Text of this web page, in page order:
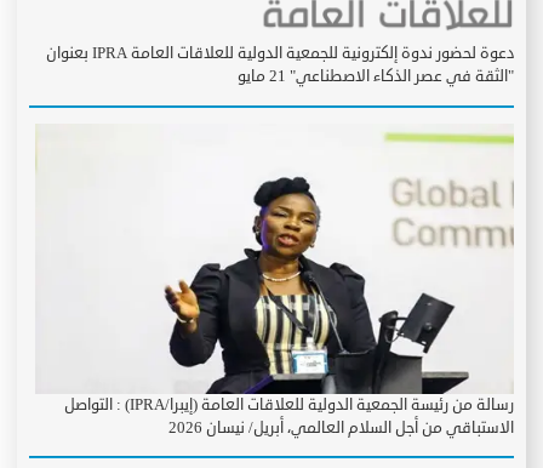
دعوة لحضور ندوة إلكترونية للجمعية الدولية للعلاقات العامة IPRA بعنوان
"الثقة في عصر الذكاء الاصطناعي" 21 مايو
رسالة من رئيسة الجمعية الدولية للعلاقات العامة (إيبرا/IPRA) : التواصل
الاستباقي من أجل السلام العالمي، أبريل/ نيسان 2026